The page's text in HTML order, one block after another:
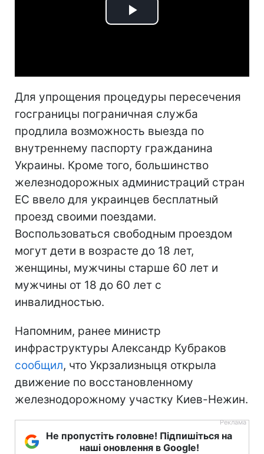
Play
Для упрощения процедуры пересечения
госграницы пограничная служба
продлила возможность выезда по
внутреннему паспорту гражданина
Украины. Кроме того, большинство
железнодорожных администраций стран
ЕС ввело для украинцев бесплатный
проезд своими поездами.
Воспользоваться свободным проездом
могут дети в возрасте до 18 лет,
женщины, мужчины старше 60 лет и
мужчины от 18 до 60 лет с
инвалидностью.
Напомним, ранее министр
инфраструктуры Александр Кубраков
сообщил, что Укрзализныця открыла
движение по восстановленному
железнодорожному участку Киев-Нежин.
Не пропустіть головне! Підпишіться на
наші оновлення в Google!